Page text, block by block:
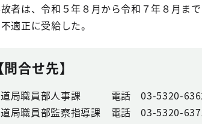
者は、令和５年８月から令和７年８月ま
適正に受給した。
【問合せ先】
局職員部人事課
電話 03-5320-
局職員部監察指導課
電話 03-5320-